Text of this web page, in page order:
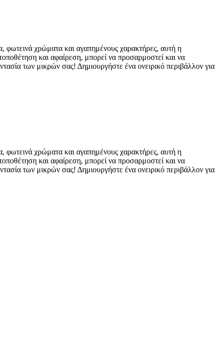
χρώματα και αγαπημένους χαρακτήρες, αυτή η
και αφαίρεση, μπορεί να προσαρμοστεί και να
των μικρών σας! Δημιουργήστε ένα ονειρικό περιβάλλον για
χρώματα και αγαπημένους χαρακτήρες, αυτή η
και αφαίρεση, μπορεί να προσαρμοστεί και να
των μικρών σας! Δημιουργήστε ένα ονειρικό περιβάλλον για